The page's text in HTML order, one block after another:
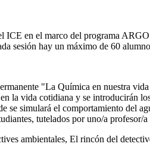
ICE en el marco del programa
sesión hay un máximo de 60
"La Química en nuestra
la vida cotidiana y se introducirán
simulará el comportamiento del
tutelados por uno/a profesor/
ambientales, El rincón del